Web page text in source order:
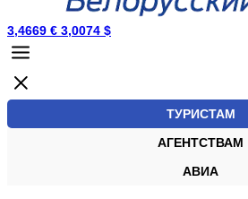
3,4669 € 3,0074 $
ТУРИСТАМ
АГЕНТСТВАМ
АВИА